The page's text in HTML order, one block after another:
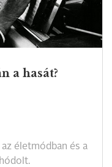
a hasát?
életmódban és a